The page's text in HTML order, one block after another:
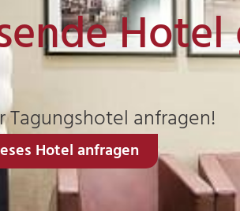
Tagungshotel anfragen!
Hotel anfragen